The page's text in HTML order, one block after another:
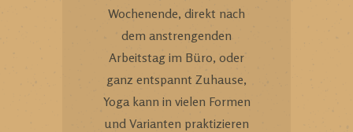
Wochenende, direkt nach
dem anstrengenden
Arbeitstag im Büro, oder
ganz entspannt Zuhause,
Yoga kann in vielen Formen
und Varianten praktizieren